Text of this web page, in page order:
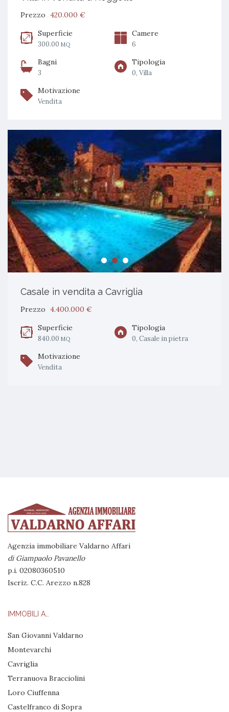
Prezzo 420.000 €
Superficie
300.00 MQ
Camere
6
Bagni
3
Tipologia
0, Villa
Motivazione
Vendita
Casale in vendita a Cavriglia
Prezzo 4.400.000 €
Superficie
840.00 MQ
Tipologia
0, Casale in pietra
Motivazione
Vendita
Agenzia immobiliare Valdarno Affari
di Giampaolo Pavanello
p.i. 02080360510
Iscriz. C.C. Arezzo n.828
IMMOBILI A…
San Giovanni Valdarno
Montevarchi
Cavriglia
Terranuova Bracciolini
Loro Ciuffenna
Castelfranco di Sopra